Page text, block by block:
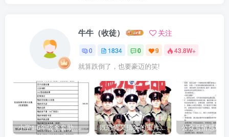
牛牛（收徒） 关注
0 1834 0 9 43.8W+
就算跌倒了，也要豪迈的笑!
小学1-6年级全套助学资源包（9000GB）(超值的精品资源-会员也需单独购买哦) 既恐怖又搞笑的鬼片（10部猛鬼恐怖片都是喜剧片）